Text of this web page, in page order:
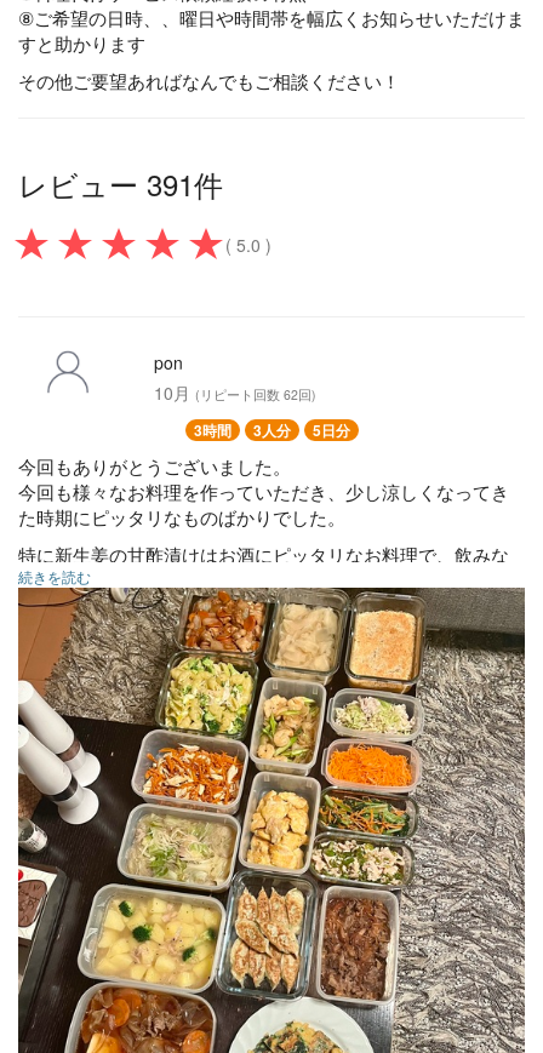
⑧ご希望の日時、、曜日や時間帯を幅広くお知らせいただけま
すと助かります
その他ご要望あればなんでもご相談ください！
レビュー 391件
( 5.0 )
pon
10月 (リピート回数 62回)
3時間 3人分 5日分
今回もありがとうございました。
今回も様々なお料理を作っていただき、少し涼しくなってき
た時期にピッタリなものばかりでした。
特に新生姜の甘酢漬けはお酒にピッタリなお料理で、飲みな
がら食べると、あっという間になくなってしまいまし
た・・・（笑）
また、次回もよろしくお願いいたします！
肉豆腐
エビ餃子
牛肉と玉ねぎの時雨煮
エビとアスパラのオイスター炒め
新生姜の甘酢漬け(ガリ)
かぼちゃのグラタン
鶏ももと野菜の照り焼き
パスタサラダ
鶏むねのピカタ
ほうれん草のチヂミ
ツナじゃが
小松菜と人参のナムル
キャロットラペ
豚しゃぶとキャベツの梅和え
鶏ハムと人参の
続きを読む